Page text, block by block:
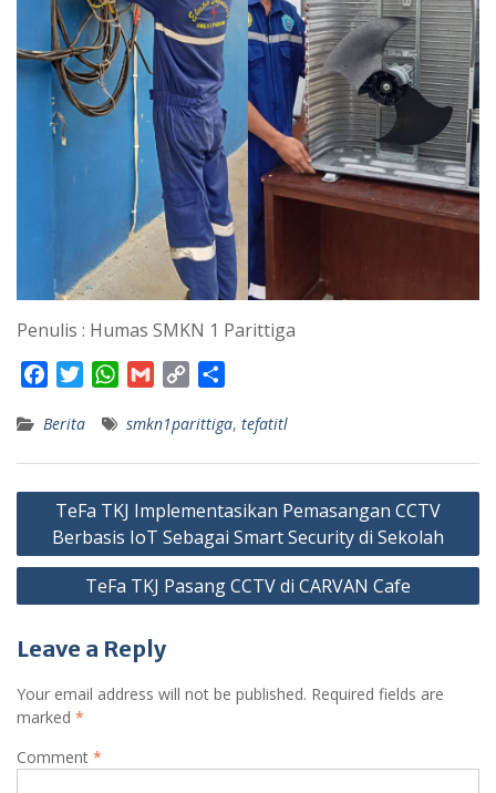
Penulis : Humas SMKN 1 Parittiga
c
o
o
k
i
e
r
W
a
A
p
p
a
p
i
n
k
a
Berita smkn1parittiga, tefatitl
Post
navigation
TeFa TKJ Implementasikan Pemasangan CCTV
Berbasis IoT Sebagai Smart Security di Sekolah
TeFa TKJ Pasang CCTV di CARVAN Cafe
Leave a Reply
Your email address will not be published. Required fields are
marked *
Comment *